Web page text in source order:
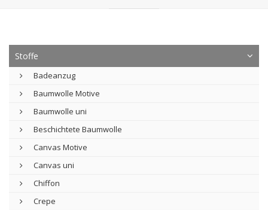
Stoffe
Badeanzug
Baumwolle Motive
Baumwolle uni
Beschichtete Baumwolle
Canvas Motive
Canvas uni
Chiffon
Crepe